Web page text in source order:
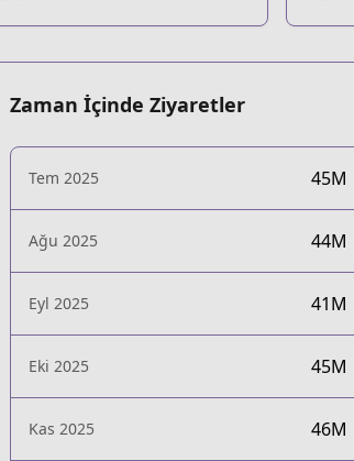
Zaman İçinde Ziyaretler
Tem 2025 45M
Ağu 2025 44M
Eyl 2025 41M
Eki 2025 45M
Kas 2025 46M